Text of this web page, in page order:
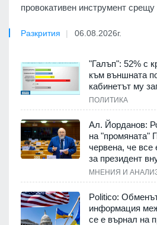
провокативен инструмент
Разкрития 06.08.2026г.
"Галъп": 52% с
към външната
кабинетът му
ПОЛИТИКА
Ал. Йорданов:
на "промяната"
червена, че все
за президент
МНЕНИЯ И
Politico:
информация
се е върнал на